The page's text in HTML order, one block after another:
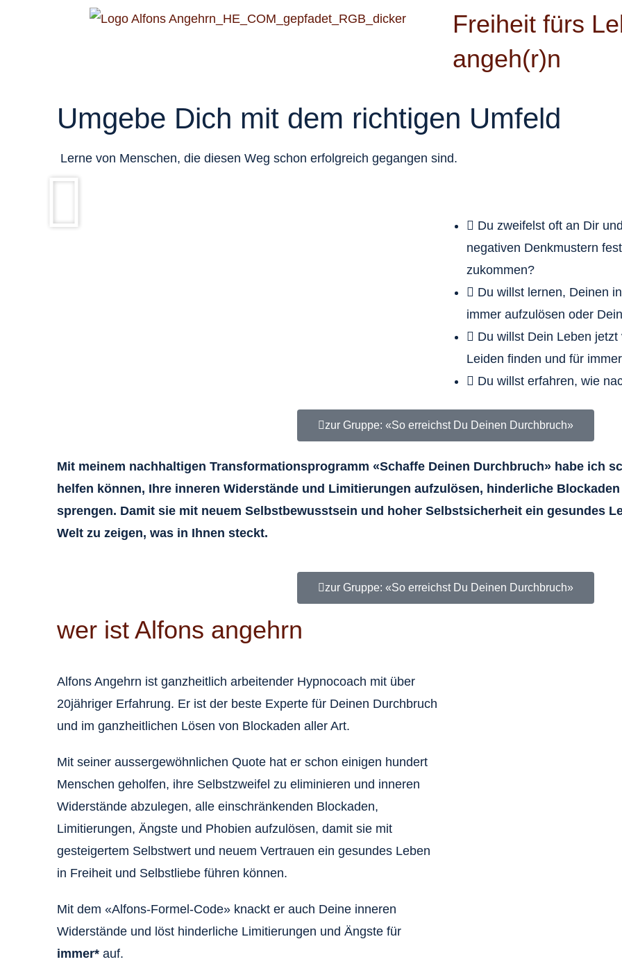
Freiheit fürs
angeh(r)n
Umgebe Dich mit dem richtigen Umfeld
Lerne von Menschen, die diesen Weg schon erfolgreich gegangen sind.
Du zweifelst oft an Dir
negativen Denkmustern
zukommen?
Du willst lernen, Deinen
immer aufzulösen oder
Du willst Dein Leben
Leiden finden und für
Du willst erfahren, wie
zur Gruppe: «So erreichst Du Deinen Durchbruch»
Mit meinem nachhaltigen Transformationsprogramm «Schaffe Deinen Durchbruch» habe ich
helfen können, Ihre inneren Widerstände und Limitierungen aufzulösen, hinderliche
sprengen. Damit sie mit neuem Selbstbewusstsein und hoher Selbstsicherheit ein gesundes
Welt zu zeigen, was in Ihnen steckt.
zur Gruppe: «So erreichst Du Deinen Durchbruch»
wer ist Alfons angehrn
Alfons Angehrn ist ganzheitlich arbeitender Hypnocoach mit über
20jähriger Erfahrung. Er ist der beste Experte für Deinen Durchbruch
und im ganzheitlichen Lösen von Blockaden aller Art.
Mit seiner aussergewöhnlichen Quote hat er schon einigen hundert
Menschen geholfen, ihre Selbstzweifel zu eliminieren und inneren
Widerstände abzulegen, alle einschränkenden Blockaden,
Limitierungen, Ängste und Phobien aufzulösen, damit sie mit
gesteigertem Selbstwert und neuem Vertrauen ein gesundes Leben
in Freiheit und Selbstliebe führen können.
Mit dem «Alfons-Formel-Code» knackt er auch Deine inneren
Widerstände und löst hinderliche Limitierungen und Ängste für
immer* auf.